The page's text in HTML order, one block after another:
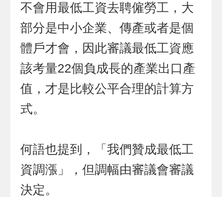
不會用最低工資去聘僱勞工，大
部分是中小企業、傳產或者是個
體戶才會，因此審議最低工資應
該考量22個負成長的產業出口產
值，才是比較公平合理的計算方
式。
何語也提到，「我們贊成最低工
資調漲」，但調幅由審議會審議
決定。